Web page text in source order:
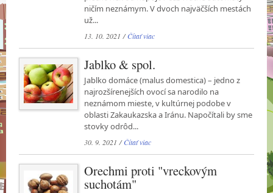
ničím neznámym. V dvoch najväčších mestách
už...
13. 10. 2021 /Čítať viac
Jablko & spol.
Jablko domáce (malus domestica) – jedno z
najrozšírenejších ovocí sa narodilo na
neznámom mieste, v kultúrnej podobe v
oblasti Zakaukazska a Iránu. Napočítali by sme
stovky odrôd...
30. 9. 2021 /Čítať viac
Orechmi proti "vreckovým
suchotám"